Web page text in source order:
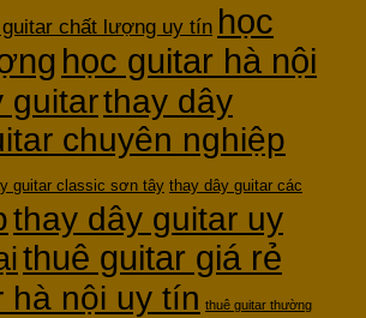
chất lượng uy tín học
học guitar hà nội
guitarthay dây
chuyên nghiệp
guitar classic sơn tây thay dây guitar các
thay dây guitar uy
thuê guitar giá rẻ
hà nội uy tín thuê guitar thường